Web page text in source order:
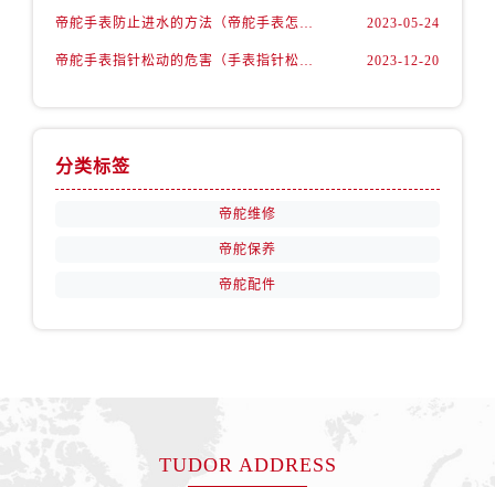
江苏省常州市新北区龙锦路1590号现代传媒中心5号楼10层1008室帝舵售后服务中心（需提前预约）
帝舵手表防止进水的方法（帝舵手表怎么预防进水） 2023-05-24
帝舵手表指针松动的危害（手表指针松动的弊端） 2023-12-20
分类标签
帝舵维修
帝舵保养
帝舵配件
TUDOR ADDRESS